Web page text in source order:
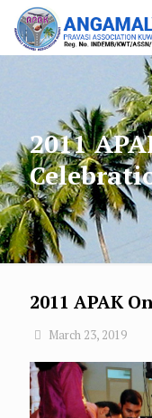
2011
2011 APAK
March 23, 2019